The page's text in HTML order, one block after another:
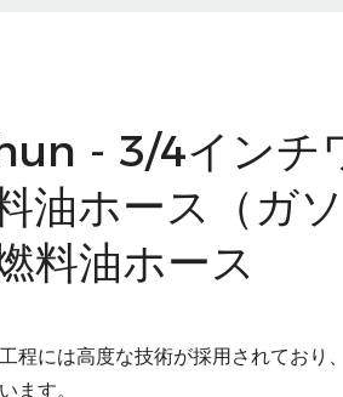
- 3/4インチ
油ホース（ガ
料油ホース
程には高度な技術が採用されており
ます。